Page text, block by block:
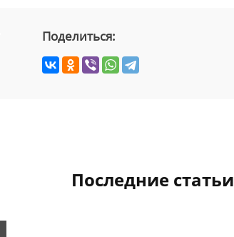
Поделиться:
Последние статьи